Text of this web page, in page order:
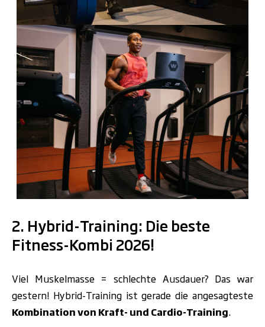
2. Hybrid-Training: Die beste
Fitness-Kombi 2026!
Viel Muskelmasse = schlechte Ausdauer? Das war
gestern! Hybrid-Training ist gerade die angesagteste
Kombination von Kraft- und Cardio-Training.